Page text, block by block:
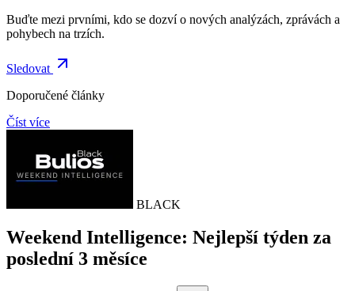
Buďte mezi prvními, kdo se dozví o nových analýzách, zprávách a
pohybech na trzích.
Sledovat
Doporučené články
Číst více
BLACK
Weekend Intelligence: Nejlepší týden za
poslední 3 měsíce